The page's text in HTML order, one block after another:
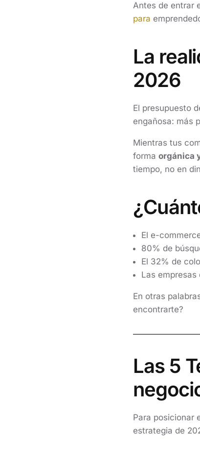
Antes de entrar
para
La
2026
El presupuesto
engañosa: más
Mientras tus
forma orgánica
tiempo, no en
El e-
80% de
El 32% de
Las empresas
En otras
encontrarte?
Las 5
Para posicionar
estrategia de